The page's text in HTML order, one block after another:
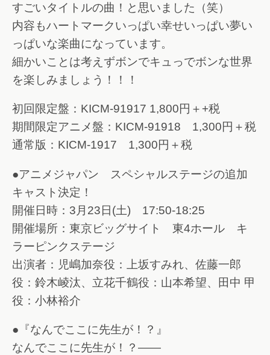
すごいタイトルの曲！と思いました（笑）
内容もハートマークいっぱい幸せいっぱい夢い
っぱいな楽曲になっています。
細かいことは考えずボンでキュっでボンな世界
を楽しみましょう！！！
初回限定盤：KICM-91917 1,800円＋+税
期間限定アニメ盤：KICM-91918 1,300円＋税
通常版：KICM-1917 1,300円＋税
●アニメジャパン スペシャルステージの追加
キャスト決定！
開催日時：3月23日(土) 17:50-18:25
開催場所：東京ビッグサイト 東4ホール キ
ラーピンクステージ
出演者：児嶋加奈役：上坂すみれ、佐藤一郎
役：鈴木崚汰、立花千鶴役：山本希望、田中 甲
役：小林裕介
●『なんでここに先生が！？』
なんでここに先生が！？――